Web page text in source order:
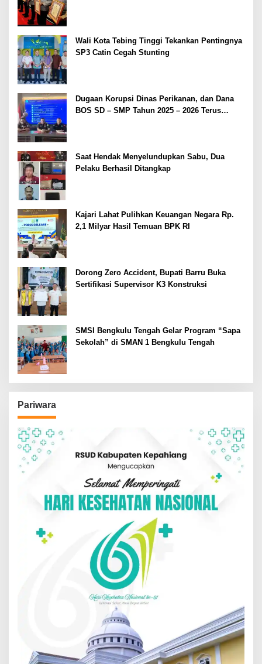
Wali Kota Tebing Tinggi Tekankan Pentingnya
SP3 Catin Cegah Stunting
Dugaan Korupsi Dinas Perikanan, dan Dana
BOS SD – SMP Tahun 2025 – 2026 Terus
Saat Hendak Menyelundupkan Sabu, Dua
Pelaku Berhasil Ditangkap
Kajari Lahat Pulihkan Keuangan Negara Rp.
2,1 Milyar Hasil Temuan BPK RI
Dorong Zero Accident, Bupati Barru Buka
Sertifikasi Supervisor K3 Konstruksi
SMSI Bengkulu Tengah Gelar Program “Sapa
Sekolah” di SMAN 1 Bengkulu Tengah
Pariwara